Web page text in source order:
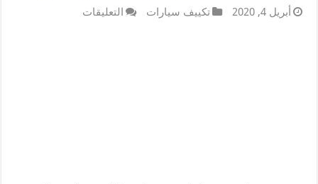
أبريل 4, 2020 تكييف سيارات التعليقات